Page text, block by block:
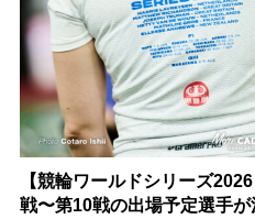
【競輪ワールドシリーズ
戦〜第10戦の出場予定選手が